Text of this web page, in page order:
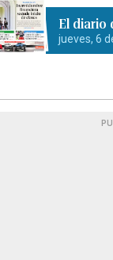
El diario
jueves, 6